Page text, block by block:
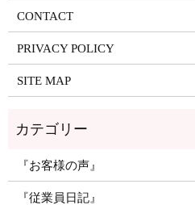
CONTACT
PRIVACY POLICY
SITE MAP
『お客様の声』
『従業員日記』